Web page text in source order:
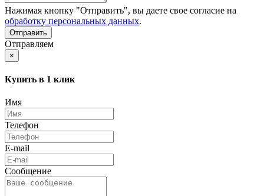
Нажимая кнопку "Отправить", вы даете свое согласие на
обработку персональных данных.
Отправляем
×
Купить в 1 клик
Имя
Телефон
E-mail
Сообщение